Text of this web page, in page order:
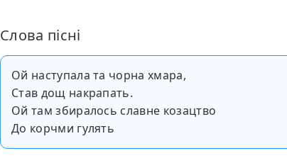
Слова пісні
Ой наступала та чорна хмара,
Став дощ накрапать.
Ой там збиралось славне козацтво
До корчми гулять